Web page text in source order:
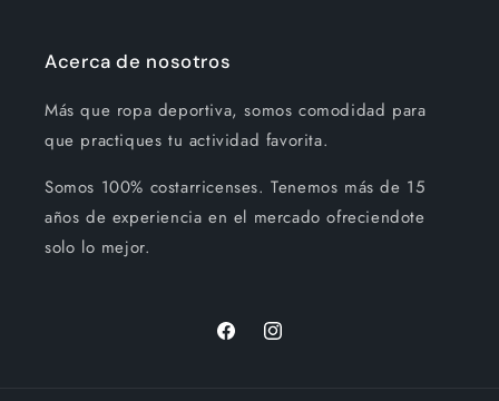
Acerca de nosotros
Más que ropa deportiva, somos comodidad para
que practiques tu actividad favorita.
Somos 100% costarricenses. Tenemos más de 15
años de experiencia en el mercado ofreciendote
solo lo mejor.
FacebookInstagram